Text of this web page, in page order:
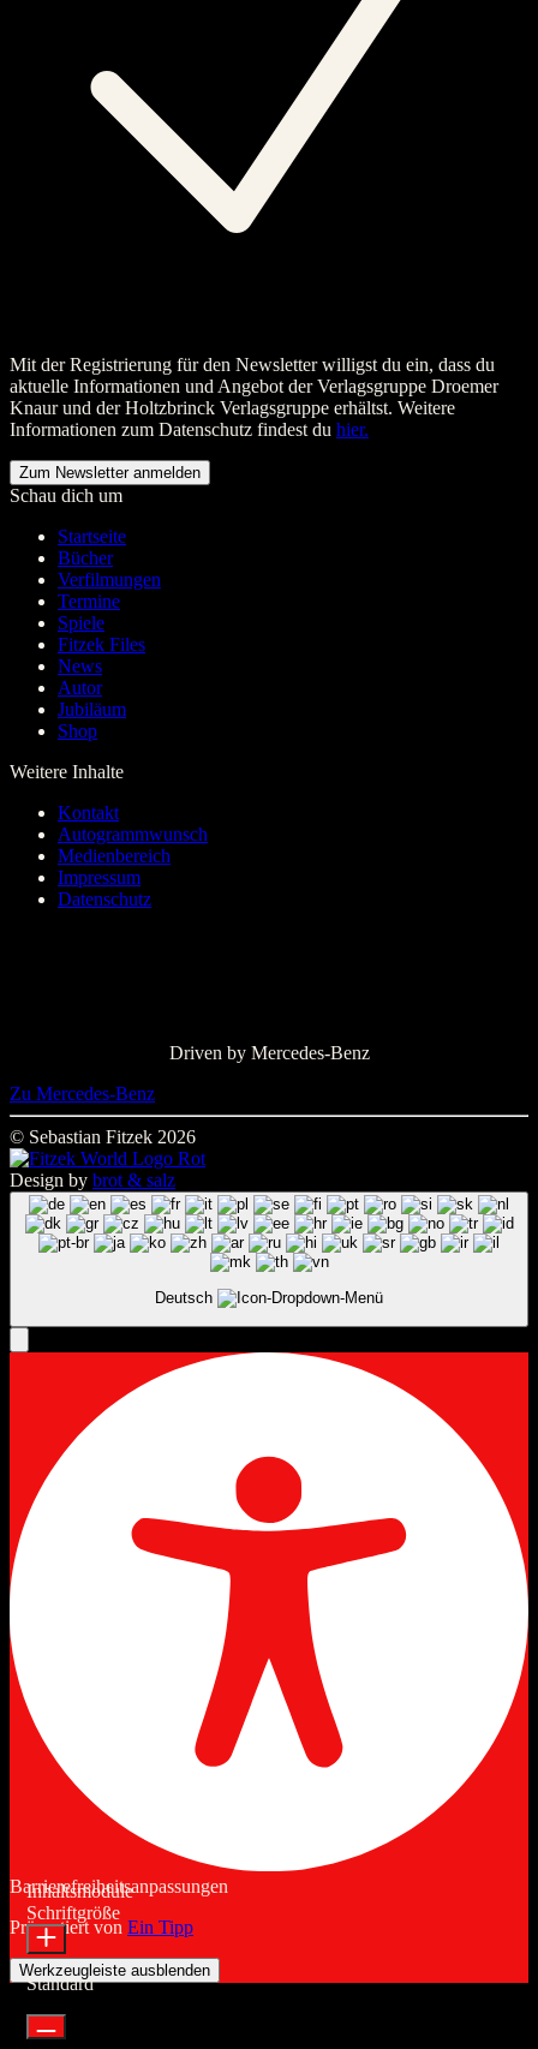
Mit der Registrierung für den Newsletter willigst du ein, dass du
aktuelle Informationen und Angebot der Verlagsgruppe Droemer
Knaur und der Holtzbrinck Verlagsgruppe erhältst. Weitere
Informationen zum Datenschutz findest du hier.
Schau dich um
Startseite
Bücher
Verfilmungen
Termine
Spiele
Fitzek Files
News
Autor
Jubiläum
Shop
Weitere Inhalte
Kontakt
Autogrammwunsch
Medienbereich
Impressum
Datenschutz
Driven by Mercedes-Benz
Zu Mercedes-Benz
© Sebastian Fitzek 2026
Design by brot & salz
Deutsch
Barrierefreiheitsanpassungen
Präsentiert von Ein Tipp
Werkzeugleiste ausblenden
Inhaltsmodule
Schriftgröße
Standard